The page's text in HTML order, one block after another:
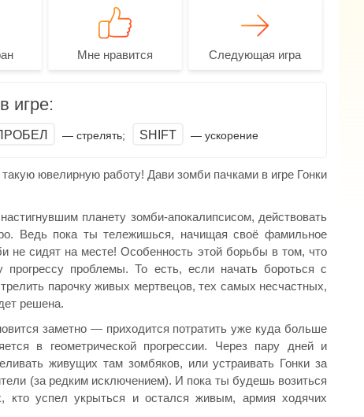
Мне нравится Следующая игра
игре:
— стрелять; SHIFT — ускорение
ювелирную работу! Дави зомби пачками в игре Гонки
планету зомби-апокалипсисом, действовать
Ведь пока ты тележишься, начищая своё фамильное
сидят на месте! Особенность этой борьбы в том, что
проблемы. То есть, если начать бороться с
парочку живых мертвецов, тех самых несчастных,
решена.
заметно — приходится потратить уже куда больше
в геометрической прогрессии. Через пару дней и
живущих там зомбяков, или устраивать Гонки за
(за редким исключением). И пока ты будешь возиться
кто успел укрыться и остался живым, армия ходячих